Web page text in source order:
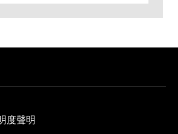
度聲明